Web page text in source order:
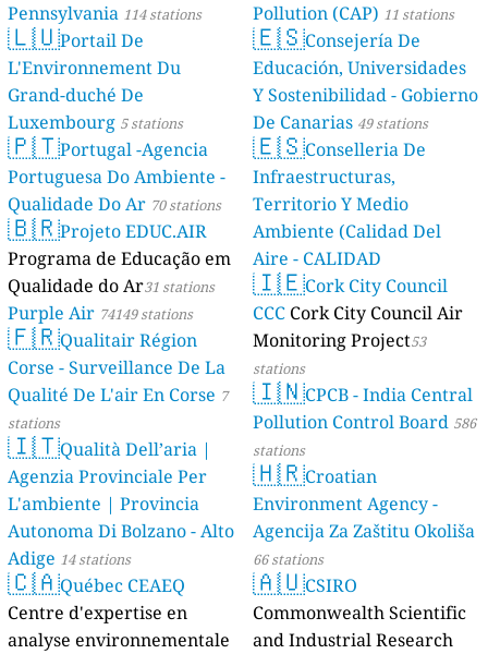
Pollution (CAP) 11 stations
🇪🇸Consejería De
Educación, Universidades
Y Sostenibilidad - Gobierno
De Canarias 49 stations
🇪🇸Conselleria De
Infraestructuras,
Territorio Y Medio
Ambiente (Calidad Del
Aire - CALIDAD
AMBIENTAL) 23 stations
🇮🇪Cork City Council
CCC Cork City Council Air
Monitoring Project53
stations
🇮🇳CPCB - India Central
Pollution Control Board 586
stations
🇭🇷Croatian
Environment Agency -
Agencija Za Zaštitu Okoliša
66 stations
🇦🇺CSIRO
Commonwealth Scientific
and Industrial Research
Pennsylvania 114 stations
🇱🇺Portail De
L'Environnement Du
Grand-duché De
Luxembourg 5 stations
🇵🇹Portugal -Agencia
Portuguesa Do Ambiente -
Qualidade Do Ar 70 stations
🇧🇷Projeto EDUC.AIR
Programa de Educação em
Qualidade do Ar31 stations
Purple Air 74149 stations
🇫🇷Qualitair Région
Corse - Surveillance De La
Qualité De L'air En Corse 7
stations
🇮🇹Qualità Dell’aria |
Agenzia Provinciale Per
L'ambiente | Provincia
Autonoma Di Bolzano - Alto
Adige 14 stations
🇨🇦Québec CEAEQ
Centre d'expertise en
analyse environnementale